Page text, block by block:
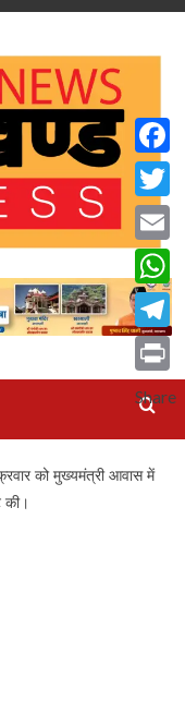
को मुख्यमंत्री आवास में
की।
Email
Print
Share